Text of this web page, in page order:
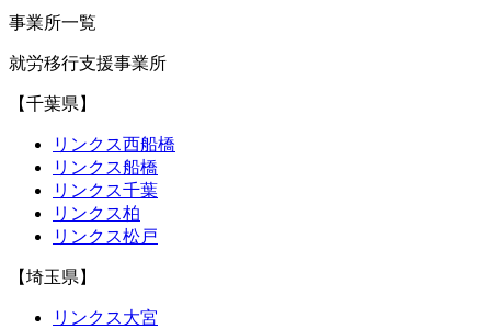
事業所一覧
就労移行支援事業所
【千葉県】
リンクス西船橋
リンクス船橋
リンクス千葉
リンクス柏
リンクス松戸
【埼玉県】
リンクス大宮